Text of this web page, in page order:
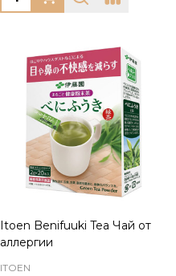
Itoen Benifuuki Tea Чай от
аллергии
ITOEN